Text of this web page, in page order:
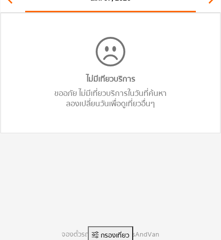
ไม่มีเทียวบริการ
ขออภัย ไม่มีเที่ยวบริการในวันที่ค้นหา
ลองเปลี่ยนวันเพื่อดูเที่ยวอื่นๆ
กรองเที่ยว
จองตั๋วรถทัวร์ออนไลน์ BusAndVan